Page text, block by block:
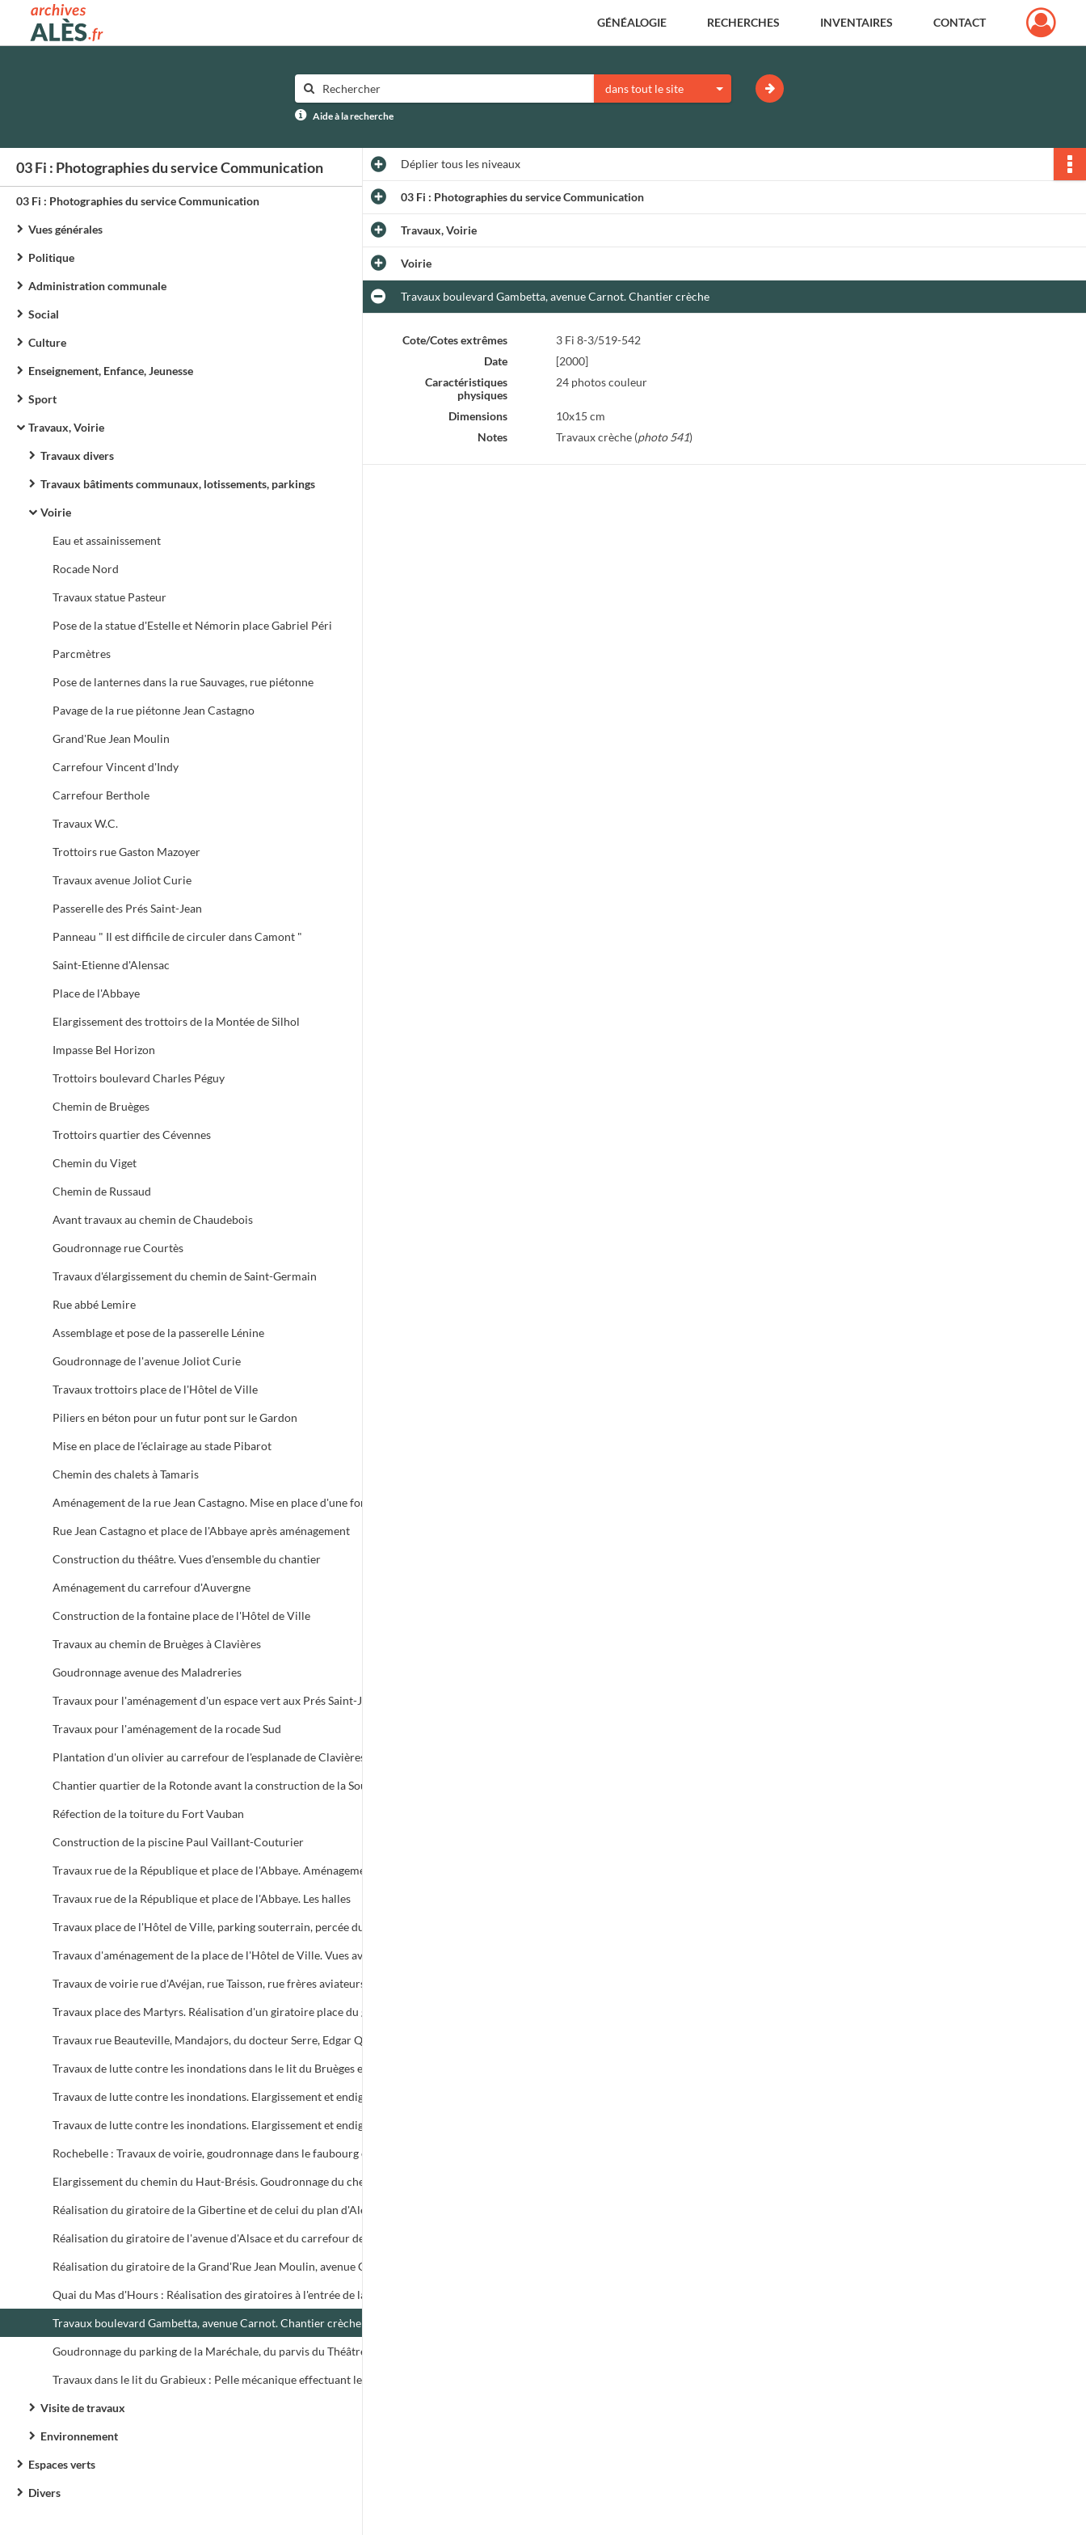
Archives municipales d'Alès GÉNÉALOGIE RECHERCHES INVENTAIRES CONTACT
dans tout le site
Aide à la recherche
03 Fi : Photographies du service Communication
03 Fi : Photographies du service Communication
Vues générales
Politique
Administration communale
Social
Culture
Enseignement, Enfance, Jeunesse
Sport
Travaux, Voirie
Travaux divers
Travaux bâtiments communaux, lotissements, parkings
Voirie
Eau et assainissement
Rocade Nord
Travaux statue Pasteur
Pose de la statue d'Estelle et Némorin place Gabriel Péri
Parcmètres
Pose de lanternes dans la rue Sauvages, rue piétonne
Pavage de la rue piétonne Jean Castagno
Grand'Rue Jean Moulin
Carrefour Vincent d'Indy
Carrefour Berthole
Travaux W.C.
Trottoirs rue Gaston Mazoyer
Travaux avenue Joliot Curie
Passerelle des Prés Saint-Jean
Panneau " Il est difficile de circuler dans Camont "
Saint-Etienne d'Alensac
Place de l'Abbaye
Elargissement des trottoirs de la Montée de Silhol
Impasse Bel Horizon
Trottoirs boulevard Charles Péguy
Chemin de Bruèges
Trottoirs quartier des Cévennes
Chemin du Viget
Chemin de Russaud
Avant travaux au chemin de Chaudebois
Goudronnage rue Courtès
Travaux d'élargissement du chemin de Saint-Germain
Rue abbé Lemire
Assemblage et pose de la passerelle Lénine
Goudronnage de l'avenue Joliot Curie
Travaux trottoirs place de l'Hôtel de Ville
Piliers en béton pour un futur pont sur le Gardon
Mise en place de l'éclairage au stade Pibarot
Chemin des chalets à Tamaris
Rue Jean Castagno et place de l'Abbaye après aménagement
Construction du théâtre. Vues d'ensemble du chantier
Aménagement du carrefour d'Auvergne
Construction de la fontaine place de l'Hôtel de Ville
Travaux au chemin de Bruèges à Clavières
Goudronnage avenue des Maladreries
Travaux pour l'aménagement de la rocade Sud
Réfection de la toiture du Fort Vauban
Construction de la piscine Paul Vaillant-Couturier
Travaux rue de la République et place de l'Abbaye. Les halles
Réalisation du giratoire de la Gibertine et de celui du plan d'Alès
Travaux boulevard Gambetta, avenue Carnot. Chantier crèche
Visite de travaux
Environnement
Espaces verts
Divers
Dépliertous les niveaux
03 Fi : Photographies du service Communication
Travaux, Voirie
Voirie
Travaux boulevard Gambetta, avenue Carnot. Chantier crèche
Cote/Cotes extrêmes
3 Fi 8-3/519-542
Date
[2000]
Caractéristiques
physiques
24 photos couleur
Dimensions
10x15 cm
Notes
Travaux crèche (photo 541)